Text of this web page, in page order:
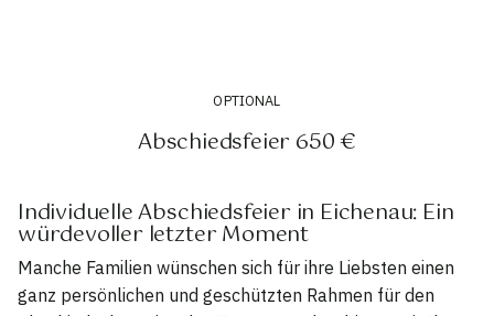
OPTIONAL
Abschiedsfeier 650 €
Individuelle Abschiedsfeier in Eichenau: Ein
würdevoller letzter Moment
Manche Familien wünschen sich für ihre Liebsten einen
ganz persönlichen und geschützten Rahmen für den